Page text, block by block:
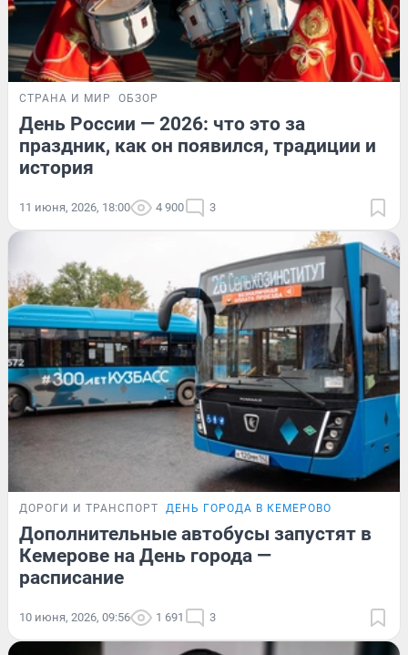
СТРАНА И МИР ОБЗОР
День России — 2026: что это за
праздник, как он появился, традиции и
история
11 июня, 2026, 18:00 4 900 3
ДОРОГИ И ТРАНСПОРТ ДЕНЬ ГОРОДА В КЕМЕРОВО
Дополнительные автобусы запустят в
Кемерове на День города —
расписание
10 июня, 2026, 09:56 1 691 3